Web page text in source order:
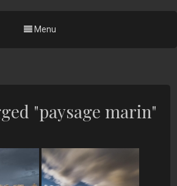
Menu
"paysage marin"